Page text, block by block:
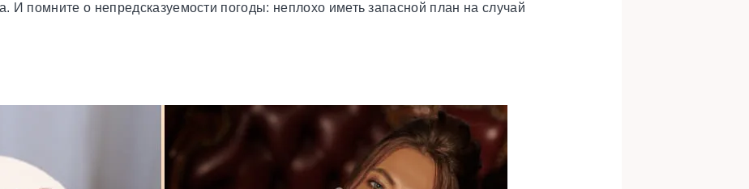
И помните о непредсказуемости погоды: неплохо иметь запасной план на случай